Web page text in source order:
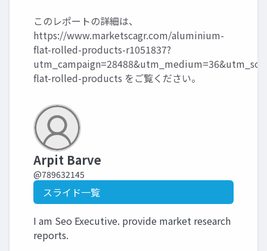
このレポートの詳細は、
https://www.marketscagr.com/aluminium-
flat-rolled-products-r1051837?
flat-rolled-products をご覧ください。
Arpit Barve
@789632145
スライド一覧
I am Seo Executive. provide market research
reports.